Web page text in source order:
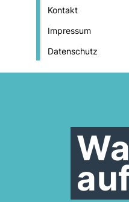
Kontakt
Impressum
Datenschutz